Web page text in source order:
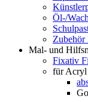
Öl-/
Mal- und
Fixativ
für Acryl